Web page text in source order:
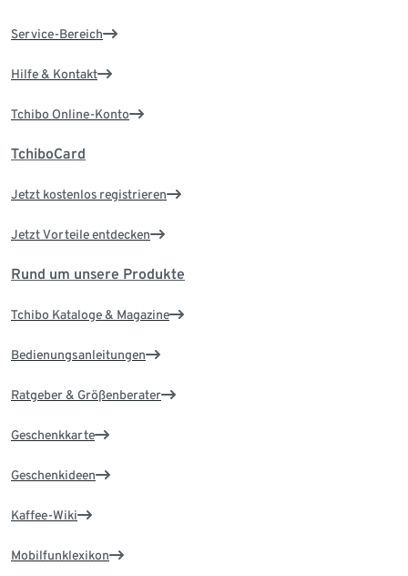
Service-Bereich
Hilfe & Kontakt
Tchibo Online-Konto
TchiboCard
Jetzt kostenlos registrieren
Jetzt Vorteile entdecken
Rund um unsere Produkte
Tchibo Kataloge & Magazine
Bedienungsanleitungen
Ratgeber & Größenberater
Geschenkkarte
Geschenkideen
Kaffee-Wiki
Mobilfunklexikon